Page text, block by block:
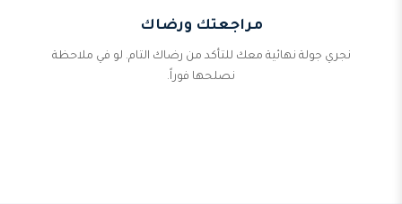
مراجعتك ورضاك
نجري جولة نهائية معك للتأكد من رضاك التام. لو في ملاحظة
نصلحها فوراً.